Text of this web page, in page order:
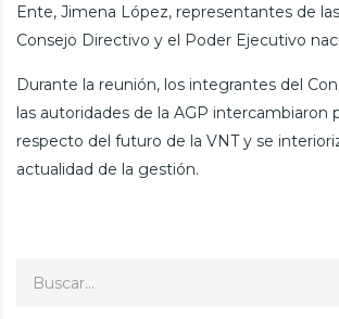
Ente, Jimena López, representantes de
Consejo Directivo y el Poder Ejecutivo
Durante la reunión, los integrantes del
las autoridades de la AGP intercambiaron
respecto del futuro de la VNT y se
actualidad de la gestión.